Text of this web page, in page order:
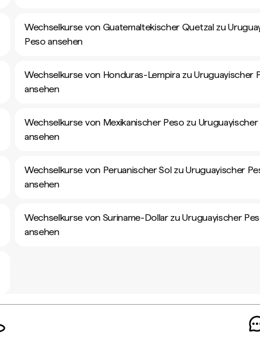
Wechselkurse von Guatemaltekischer Quetzal zu
Peso ansehen
Wechselkurse von Honduras-Lempira zu Uruguayischer
ansehen
Wechselkurse von Mexikanischer Peso zu
ansehen
Wechselkurse von Peruanischer Sol zu Uruguayischer
ansehen
Wechselkurse von Suriname-Dollar zu Uruguayischer
ansehen